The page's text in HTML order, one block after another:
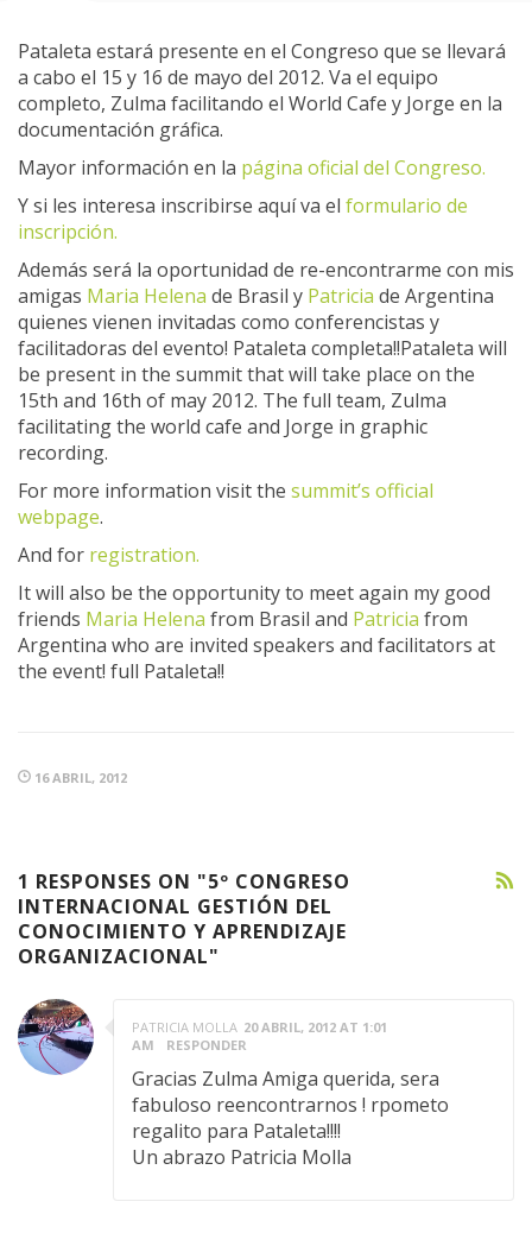
Pataleta estará presente en el Congreso que se llevará
a cabo el 15 y 16 de mayo del 2012. Va el equipo
completo, Zulma facilitando el World Cafe y Jorge en la
documentación gráfica.
Mayor información en la página oficial del Congreso.
Y si les interesa inscribirse aquí va el formulario de
inscripción.
Además será la oportunidad de re-encontrarme con mis
amigas Maria Helena de Brasil y Patricia de Argentina
quienes vienen invitadas como conferencistas y
facilitadoras del evento! Pataleta completa!!Pataleta will
be present in the summit that will take place on the
15th and 16th of may 2012. The full team, Zulma
facilitating the world cafe and Jorge in graphic
recording.
For more information visit the summit’s official
webpage.
And for registration.
It will also be the opportunity to meet again my good
friends Maria Helena from Brasil and Patricia from
Argentina who are invited speakers and facilitators at
the event! full Pataleta!!
16 ABRIL, 2012
1 RESPONSES ON "5º CONGRESO
INTERNACIONAL GESTIÓN DEL
CONOCIMIENTO Y APRENDIZAJE
ORGANIZACIONAL"
PATRICIA MOLLA 20 ABRIL, 2012 AT 1:01
AM
RESPONDER
Gracias Zulma Amiga querida, sera
fabuloso reencontrarnos ! rpometo
regalito para Pataleta!!!!
Un abrazo Patricia Molla